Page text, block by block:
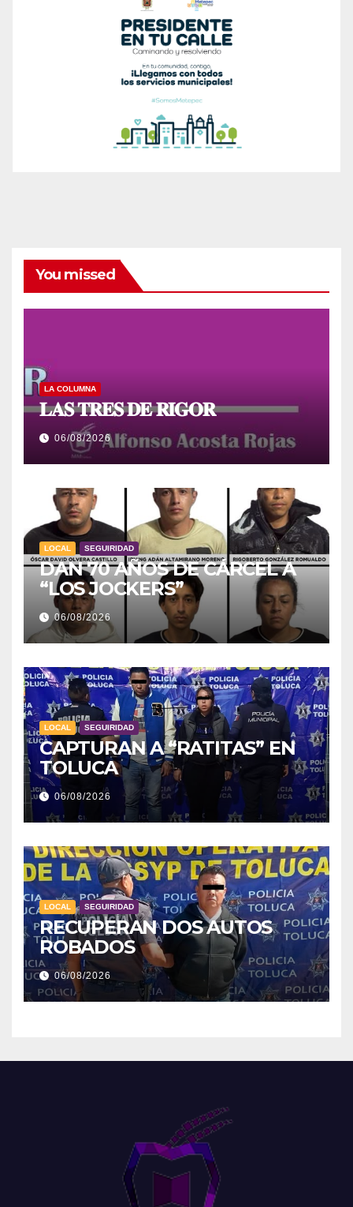
You missed
LA COLUMNA
𝐋𝐀𝐒 𝐓𝐑𝐄𝐒 𝐃𝐄 𝐑𝐈𝐆𝐎𝐑
06/08/2026
LOCAL SEGUIRIDAD
DAN 70 AÑOS DE CÁRCEL A
“LOS JOCKERS”
06/08/2026
LOCAL SEGUIRIDAD
CAPTURAN A “RATITAS” EN
TOLUCA
06/08/2026
LOCAL SEGUIRIDAD
RECUPERAN DOS AUTOS
ROBADOS
06/08/2026